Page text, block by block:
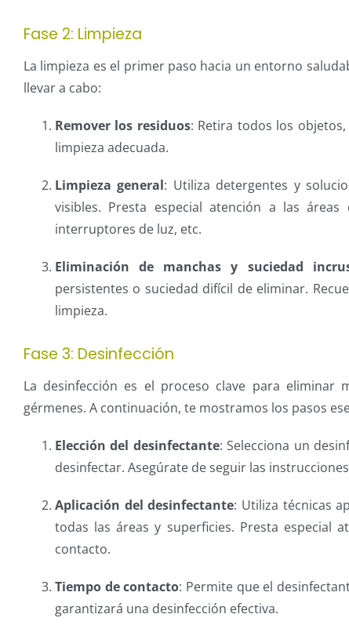
Fase 2: Limpieza
La limpieza es el primer paso hacia un entorno
llevar a cabo:
Remover los residuos: Retira todos los
limpieza adecuada.
Limpieza general: Utiliza detergentes y
visibles. Presta especial atención a las
interruptores de luz, etc.
Eliminación de manchas y suciedad
persistentes o suciedad difícil de eliminar.
limpieza.
Fase 3: Desinfección
La desinfección es el proceso clave para
gérmenes. A continuación, te mostramos los pasos
Elección del desinfectante: Selecciona un
desinfectar. Asegúrate de seguir las
Aplicación del desinfectante: Utiliza técnicas
todas las áreas y superficies. Presta especial
contacto.
Tiempo de contacto: Permite que el
garantizará una desinfección efectiva.